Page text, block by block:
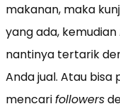
makanan, maka
yang ada, kemudian
nantinya tertarik
Anda jual. Atau bisa
mencarifollowers